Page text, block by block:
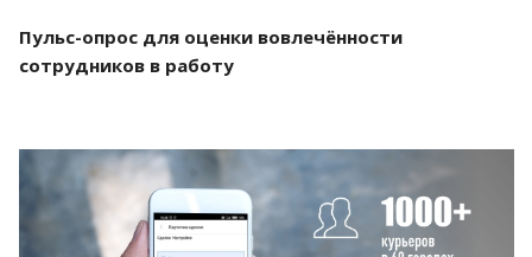
Пульс-опрос для оценки вовлечённости
сотрудников в работу